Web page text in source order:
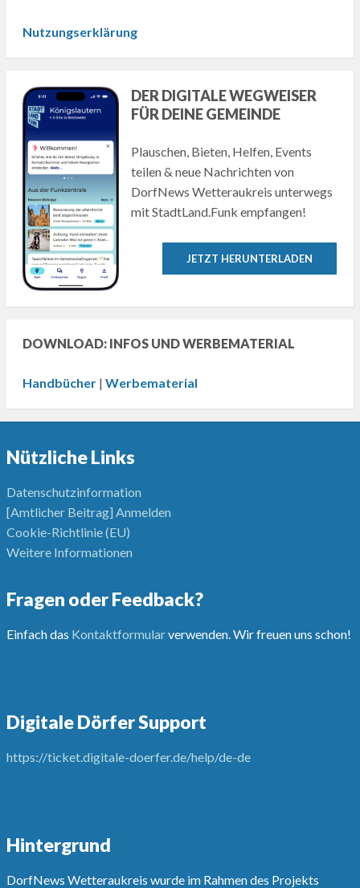
Nutzungserklärung
DER DIGITALE WEGWEISER
FÜR DEINE GEMEINDE
Plauschen, Bieten, Helfen, Events
teilen & neue Nachrichten von
DorfNews Wetteraukreis unterwegs
mit StadtLand.Funk empfangen!
JETZT HERUNTERLADEN
DOWNLOAD: INFOS UND WERBEMATERIAL
Handbücher| Werbematerial
Nützliche Links
Datenschutzinformation
[Amtlicher Beitrag] Anmelden
Cookie-Richtlinie (EU)
Weitere Informationen
Fragen oder Feedback?
Einfach das Kontaktformularverwenden. Wir freuen uns schon!
Digitale Dörfer Support
https://ticket.digitale-doerfer.de/help/de-de
Hintergrund
DorfNews Wetteraukreis wurde im Rahmen des Projekts